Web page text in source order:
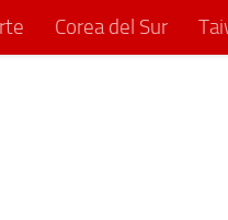
Corea del Sur